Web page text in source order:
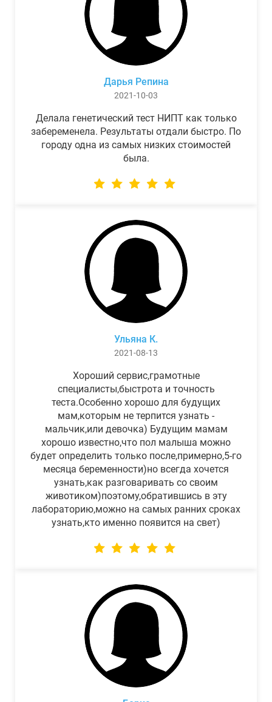
Дарья Репина
2021-10-03
Делала генетический тест НИПТ как только
забеременела. Результаты отдали быстро. По
городу одна из самых низких стоимостей
была.
Ульяна К.
2021-08-13
Хороший сервис,грамотные
специалисты,быстрота и точность
теста.Особенно хорошо для будущих
мам,которым не терпится узнать -
мальчик,или девочка) Будущим мамам
хорошо известно,что пол малыша можно
будет определить только после,примерно,5-го
месяца беременности)но всегда хочется
узнать,как разговаривать со своим
животиком)поэтому,обратившись в эту
лабораторию,можно на самых ранних сроках
узнать,кто именно появится на свет)